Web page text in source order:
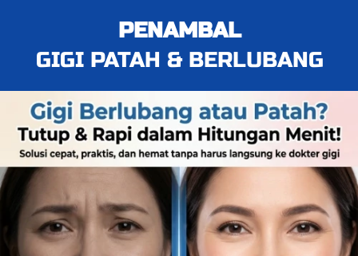
PENAMBAL
GIGI PATAH & BERLUBANG